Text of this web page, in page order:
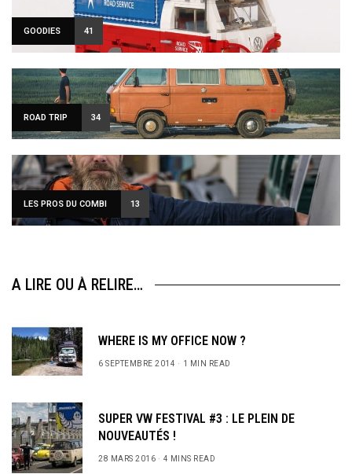
GOODIES 41
ROAD TRIP 34
LES PROS DU COMBI 13
A LIRE OU À RELIRE…
WHERE IS MY OFFICE NOW ?
6 SEPTEMBRE 2014 1 MIN READ
SUPER VW FESTIVAL #3 : LE PLEIN DE
NOUVEAUTÉS !
28 MARS 2016 4 MINS READ